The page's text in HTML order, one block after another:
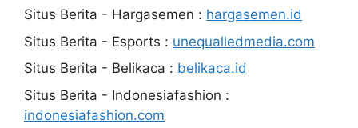
Situs Berita - Hargasemen : hargasemen.id
Situs Berita - Esports : unequalledmedia.com
Situs Berita - Belikaca : belikaca.id
Situs Berita - Indonesiafashion :
indonesiafashion.com